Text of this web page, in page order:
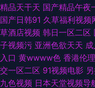
91黑料吧 玖玖偷拍热 91超碰
五月影院AV 亚洲国产艹艹网
论理 91去网站 欧美另类性交
精品天干天 国产精品午夜
国产日韩91 久草福利视频
草酒店视频 韩日一区二区
子视频污 亚洲色欲天天
入口 黄wwww色 香港伦
交一区二区 91视频电影
九色视频 日本天堂视频导